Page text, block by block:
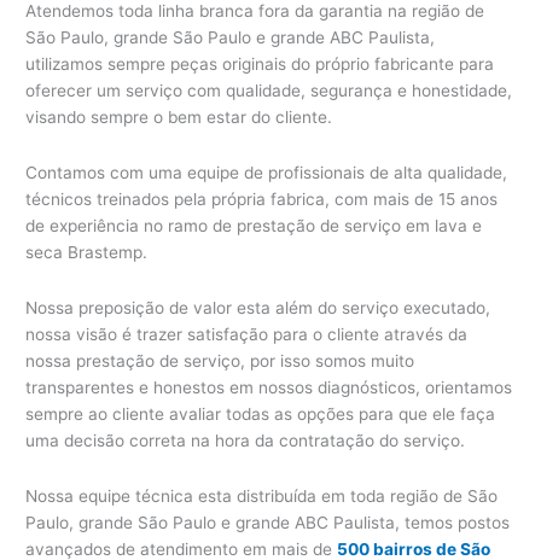
Atendemos toda linha branca fora da garantia na região de
São Paulo, grande São Paulo e grande ABC Paulista,
utilizamos sempre peças originais do próprio fabricante para
oferecer um serviço com qualidade, segurança e honestidade,
visando sempre o bem estar do cliente.
Contamos com uma equipe de profissionais de alta qualidade,
técnicos treinados pela própria fabrica, com mais de 15 anos
de experiência no ramo de prestação de serviço em lava e
seca Brastemp.
Nossa preposição de valor esta além do serviço executado,
nossa visão é trazer satisfação para o cliente através da
nossa prestação de serviço, por isso somos muito
transparentes e honestos em nossos diagnósticos, orientamos
sempre ao cliente avaliar todas as opções para que ele faça
uma decisão correta na hora da contratação do serviço.
Nossa equipe técnica esta distribuída em toda região de São
Paulo, grande São Paulo e grande ABC Paulista, temos postos
avançados de atendimento em mais de 500 bairros de São